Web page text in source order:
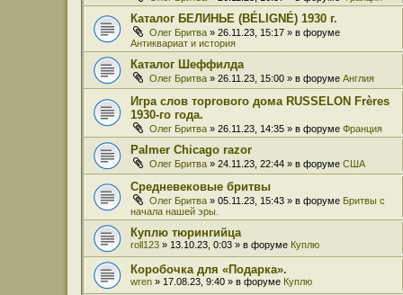
Каталог БЕЛИНЬЕ (BÉLIGNÉ) 1930 г.
Олег Бритва » 26.11.23, 15:17 » в форуме
Антиквариат и история
Каталог Шеффилда
Олег Бритва » 26.11.23, 15:00 » в форуме Англия
Игра слов торгового дома RUSSELON Frères
1930-го года.
Олег Бритва » 26.11.23, 14:35 » в форуме Франция
Palmer Chicago razor
Олег Бритва » 24.11.23, 22:44 » в форуме США
Средневековые бритвы
Олег Бритва » 05.11.23, 15:43 » в форуме Бритвы с
начала нашей эры.
Куплю тюрингийца
roll123 » 13.10.23, 0:03 » в форуме Куплю
Коробочка для «Подарка».
wren » 17.08.23, 9:40 » в форуме Куплю